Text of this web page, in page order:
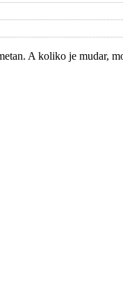
A koliko je mudar,